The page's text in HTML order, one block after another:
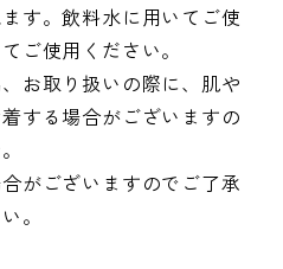
す。飲料水に用いてご使
ご使用ください。
お取り扱いの際に、肌や
する場合がございますの
がございますのでご了承
。